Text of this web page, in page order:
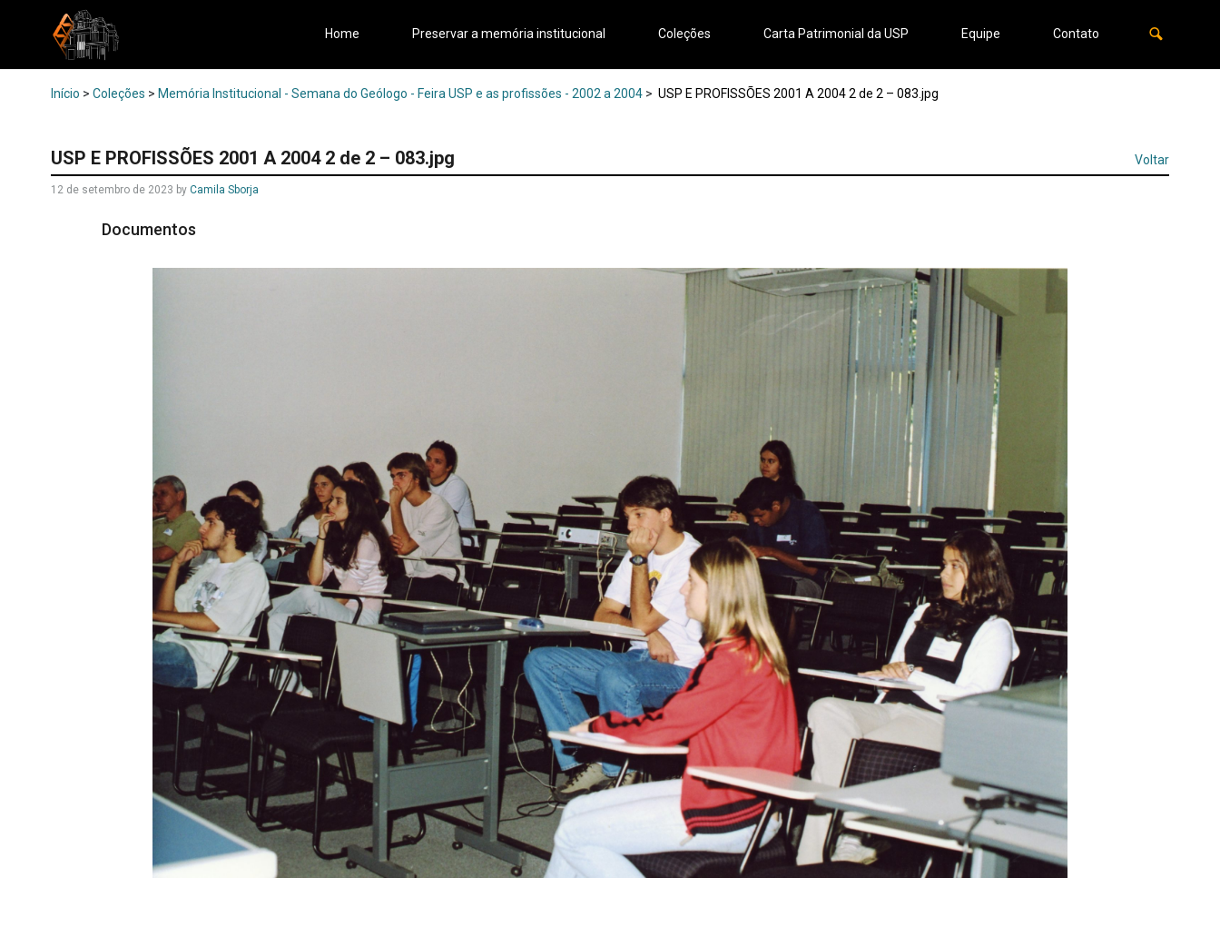
Home Preservar a memória institucional Coleções Carta Patrimonial da USP Equipe Contato
Início > Coleções > Memória Institucional - Semana do Geólogo - Feira USP e as profissões - 2002 a 2004 > USP E PROFISSÕES 2001 A 2004 2 de 2 – 083.jpg
USP E PROFISSÕES 2001 A 2004 2 de 2 – 083.jpg Voltar
12 de setembro de 2023 by Camila Sborja
Documentos